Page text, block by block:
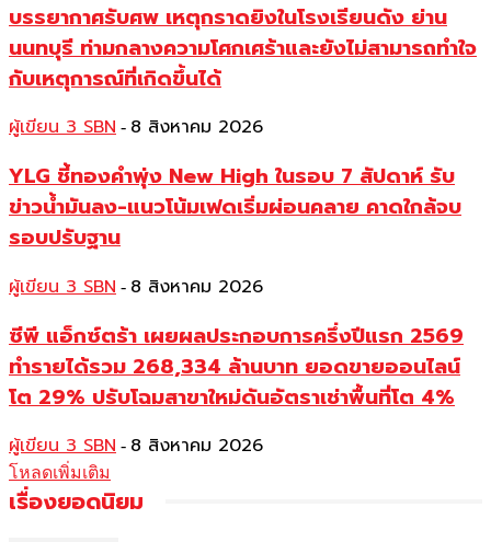
บรรยากาศรับศพ เหตุกราดยิงในโรงเรียนดัง ย่าน
นนทบุรี ท่ามกลางความโศกเศร้าและยังไม่สามารถทำใจ
กับเหตุการณ์ที่เกิดขึ้นได้
ผู้เขียน 3 SBN - 8 สิงหาคม 2026
YLG ชี้ทองคำพุ่ง New High ในรอบ 7 สัปดาห์ รับ
ข่าวน้ำมันลง-แนวโน้มเฟดเริ่มผ่อนคลาย คาดใกล้จบ
รอบปรับฐาน
ผู้เขียน 3 SBN - 8 สิงหาคม 2026
ซีพี แอ็กซ์ตร้า เผยผลประกอบการครึ่งปีแรก 2569
ทำรายได้รวม 268,334 ล้านบาท ยอดขายออนไลน์
โต 29% ปรับโฉมสาขาใหม่ดันอัตราเช่าพื้นที่โต 4%
ผู้เขียน 3 SBN - 8 สิงหาคม 2026
โหลดเพิ่มเติม
เรื่องยอดนิยม